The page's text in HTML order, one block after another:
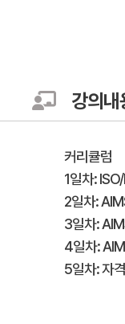
강의내
커리큘럼
1일차:
2일차:
3일차:
4일차:
5일차: 자